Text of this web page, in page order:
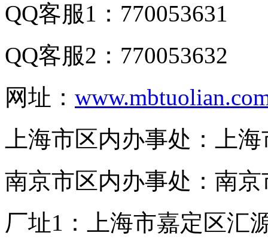
QQ客服1：770053631
QQ客服2：770053632
网址：
上海市区内办事处：上
南京市区内办事处：南
厂址1：上海市嘉定区汇